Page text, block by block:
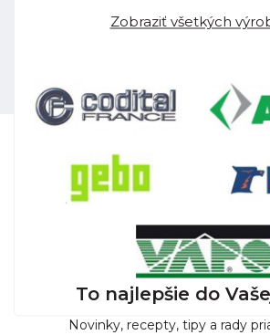
Zobraziť všetkých
To najlepšie do
Novinky, recepty, tipy a rady